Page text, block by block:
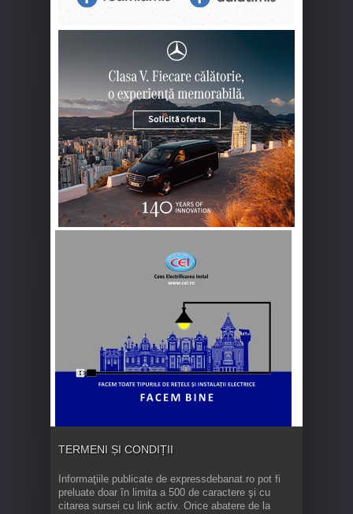
TERMENI ȘI CONDIȚII
Informaţiile publicate de expressdebanat.ro pot fi
preluate doar în limita a 500 de caractere şi cu
citarea sursei cu link activ. Orice abatere de la